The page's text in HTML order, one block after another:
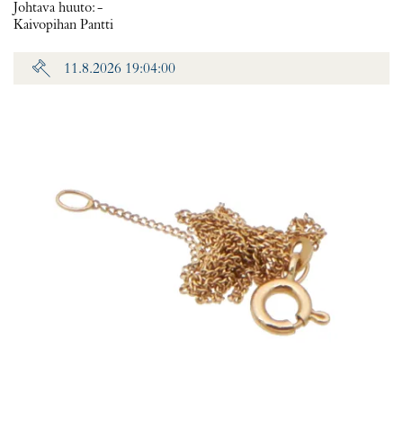
Johtava huuto:-
Kaivopihan Pantti
11.8.2026 19:04:00